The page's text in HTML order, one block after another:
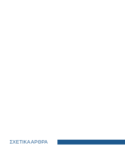
ΣΧΕΤΙΚΑ ΑΡΘΡΑ